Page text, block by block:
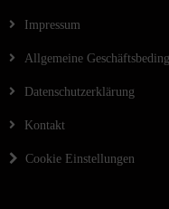
Impressum
Allgemeine
Datenschutzerklärung
Kontakt
Cookie Einstellungen